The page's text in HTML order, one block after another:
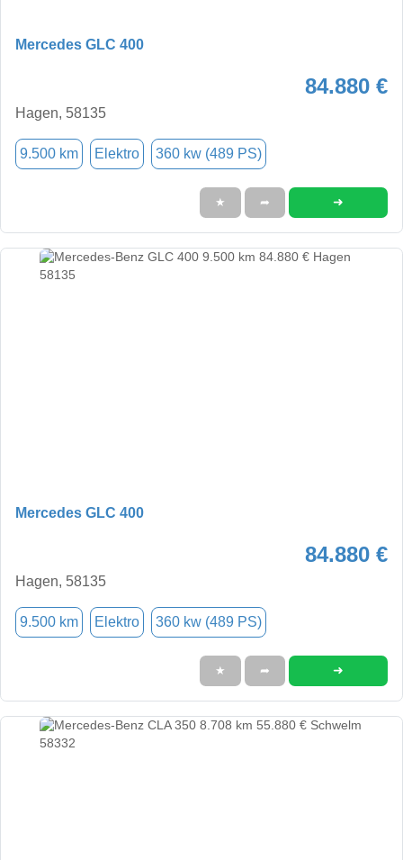
Mercedes GLC 400
84.880 €
Hagen, 58135
9.500 km Elektro 360 kw (489 PS)
★ ➦ ➜
Mercedes GLC 400
84.880 €
Hagen, 58135
9.500 km Elektro 360 kw (489 PS)
★ ➦ ➜